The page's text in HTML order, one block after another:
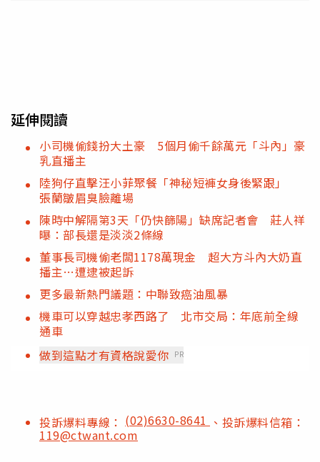
延伸閱讀
小司機偷錢扮大土豪 5個月偷千餘萬元「斗內」豪
乳直播主
陸狗仔直擊汪小菲聚餐「神秘短褲女身後緊跟」
張蘭皺眉臭臉離場
陳時中解隔第3天「仍快篩陽」缺席記者會 莊人祥
曝：部長還是淡淡2條線
董事長司機偷老闆1178萬現金 超大方斗內大奶直
播主…遭逮被起訴
更多最新熱門議題：中聯致癌油風暴
機車可以穿越忠孝西路了 北市交局：年底前全線
通車
做到這點才有資格說愛你 PR
投訴爆料專線： (02)6630-8641 、投訴爆料信箱：
119@ctwant.com